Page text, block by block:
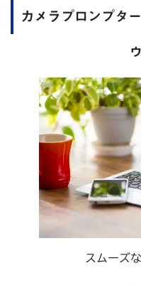
カメラプロンプタ
スムーズ